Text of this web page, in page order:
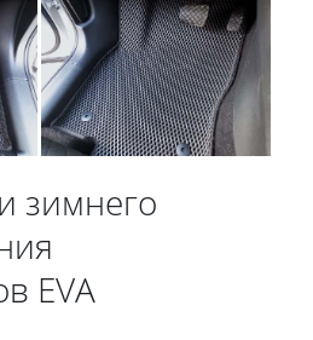
зимнего
EVA